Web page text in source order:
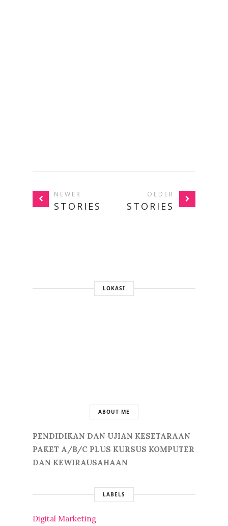
NEWER
STORIES
OLDER
STORIES
LOKASI
ABOUT ME
PENDIDIKAN DAN UJIAN KESETARAAN
PAKET A/B/C PLUS KURSUS KOMPUTER
DAN KEWIRAUSAHAAN
LABELS
Digital Marketing